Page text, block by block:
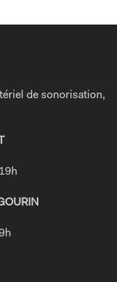
de sonorisation,